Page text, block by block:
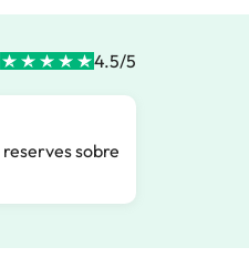
4.5/5
sobre